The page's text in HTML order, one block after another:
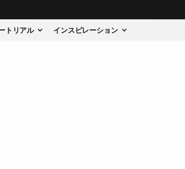
トリアル インスピレーション